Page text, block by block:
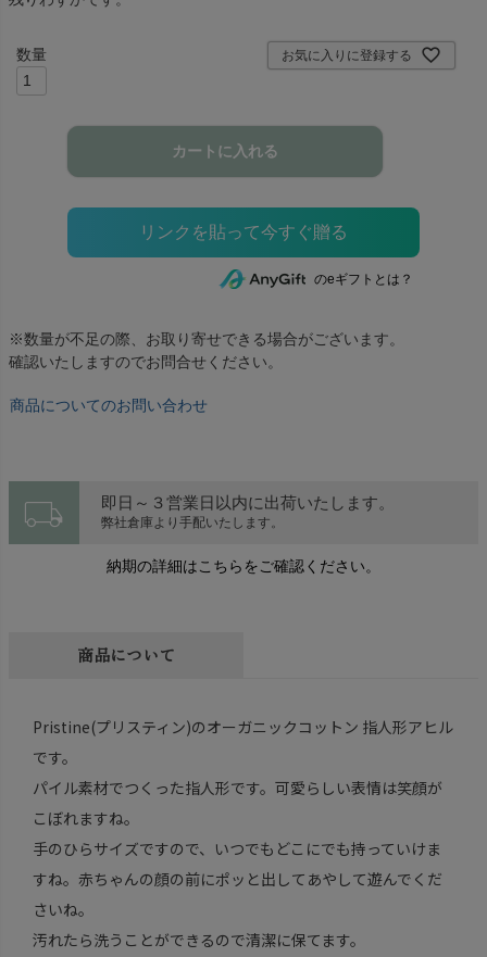
お気に入りに登録する
カートに入れる
のeギフトとは？
※数量が不足の際、お取り寄せできる場合がございます。
確認いたしますのでお問合せください。
商品についてのお問い合わせ
local_shipping 即日～３営業日以内に出荷いたします。
弊社倉庫より手配いたします。
納期の詳細はこちらをご確認ください。
商品について
Pristine(プリスティン)のオーガニックコットン 指人形アヒル
です。
パイル素材でつくった指人形です。可愛らしい表情は笑顔が
こぼれますね。
手のひらサイズですので、いつでもどこにでも持っていけま
すね。赤ちゃんの顔の前にポッと出してあやして遊んでくだ
さいね。
汚れたら洗うことができるので清潔に保てます。